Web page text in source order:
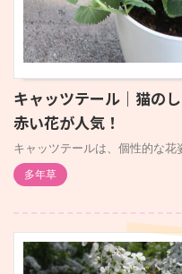
キャッツテール｜猫の
赤い花が人気！
キャッツテールは、個性的な花
多年草